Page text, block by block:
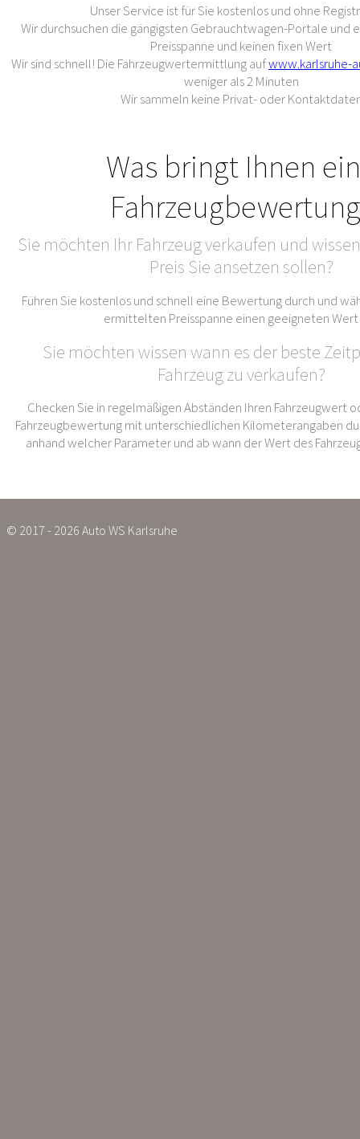
Unser Service ist für Sie kostenlos und ohne
Wir durchsuchen die gängigsten Gebrauchtwagen-Portale und
Preisspanne und keinen fixen Wert
Wir sind schnell! Die Fahrzeugwertermittlung aufwww.karlsruhe-
weniger als 2 Minuten
Wir sammeln keine Privat- oder
Was bringt Ihnen
Sie möchten Ihr Fahrzeug verkaufen und
Preis Sie ansetzen sollen?
Führen Sie kostenlos und schnell eine Bewertung durch und
ermittelten Preisspanne einen geeigneten Wert
Sie möchten wissen wann es der beste
Fahrzeug zu verkaufen?
Checken Sie in regelmäßigen Abständen Ihren Fahrzeugwert
Fahrzeugbewertung mit unterschiedlichen Kilometerangaben
anhand welcher Parameter und ab wann der Wert des
© 2017 - 2026 Auto WS Karlsruhe